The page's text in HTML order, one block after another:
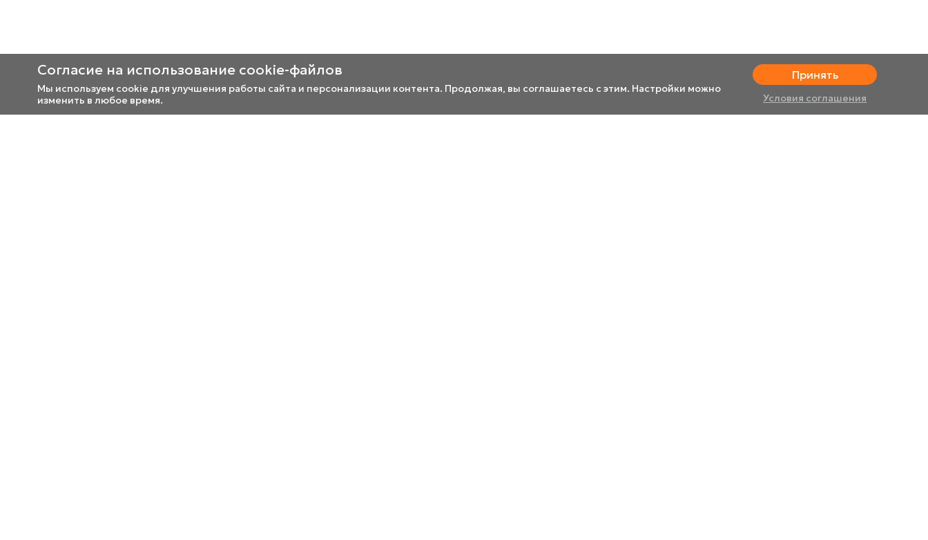
Согласие на использование cookie-файлов
Мы используем cookie для улучшения работы сайта и персонализации контента. Продолжая, вы соглашаетесь с этим. Настройки можно
изменить в любое время.
Принять
Условия соглашения